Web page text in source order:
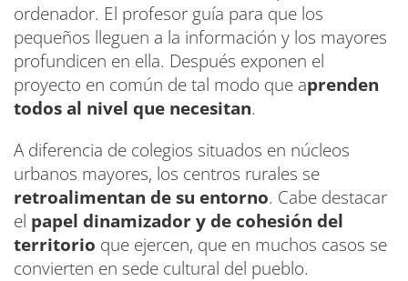
ordenador. El profesor guía para que los
pequeños lleguen a la información y los mayores
profundicen en ella. Después exponen el
proyecto en común de tal modo que aprenden
todos al nivel que necesitan.
A diferencia de colegios situados en núcleos
urbanos mayores, los centros rurales se
retroalimentan de su entorno. Cabe destacar
el papel dinamizador y de cohesión del
territorio que ejercen, que en muchos casos se
convierten en sede cultural del pueblo.